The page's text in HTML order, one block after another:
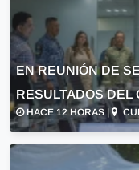
EN REUNIÓN DE
RESULTADOS DEL
HACE 12 HORAS |